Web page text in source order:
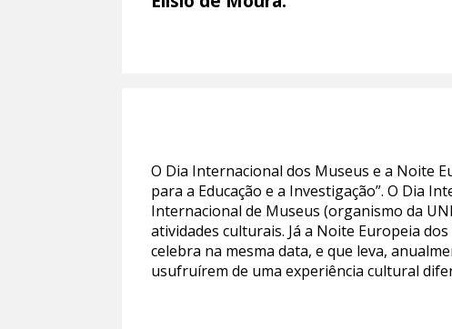
O Dia Internacional dos Museus e a Noite
para a Educação e a Investigação”. O Dia
Internacional de Museus (organismo da
atividades culturais. Já a Noite Europeia
celebra na mesma data, e que leva,
usufruírem de uma experiência cultural